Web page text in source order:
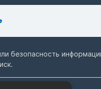
безопасность